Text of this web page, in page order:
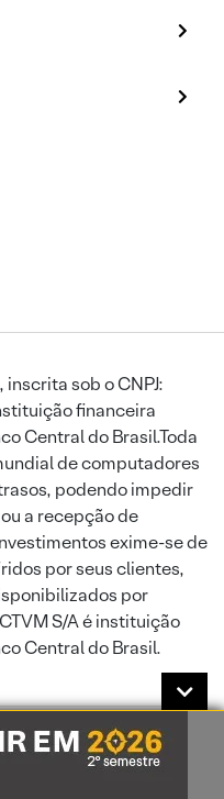
sob o CNPJ:
financeira
Central do Brasil.Toda
de computadores
podendo impedir
a recepção de
exime-se de
por seus clientes,
por
S/A é instituição
Central do Brasil.